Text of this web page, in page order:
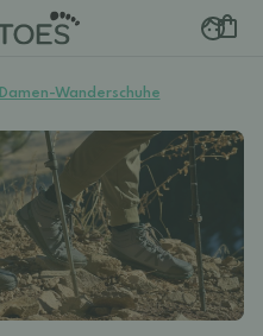
Damen-Wanderschuhe